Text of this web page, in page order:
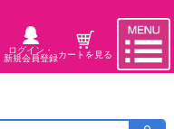
ログイン・
新規会員登録カートを見る